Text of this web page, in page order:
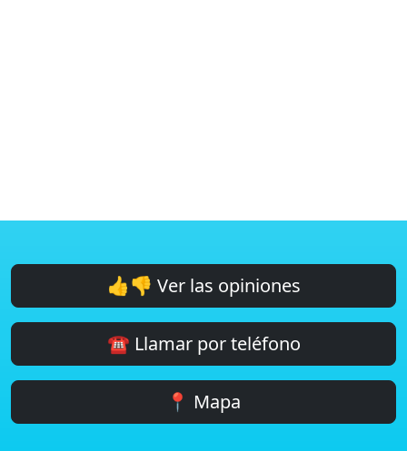
👍👎 Ver las opiniones
☎️ Llamar por teléfono
📍 Mapa